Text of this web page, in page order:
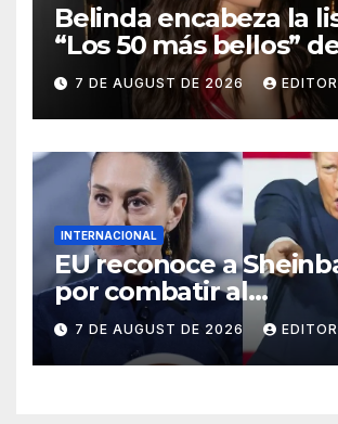
Belinda encabeza la
“Los 50 más bellos”
People en Español
7 DE AUGUST DE 2026
INTERNACIONAL
EU reconoce a
por combatir al
narcoterrorismo, pero
advierte que “más se
hacer” contra el CJNG
7 DE AUGUST DE 2026